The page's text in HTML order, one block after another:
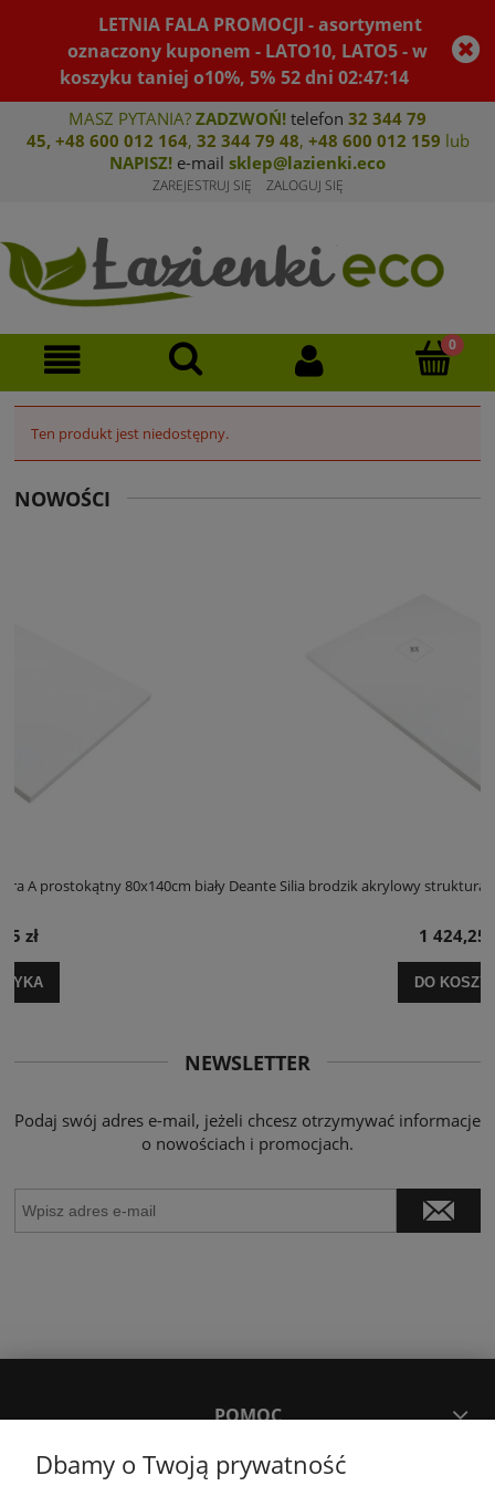
LETNIA FALA PROMOCJI - asortyment
oznaczony kuponem - LATO10, LATO5 - w
koszyku taniej o10%, 5% 52dni02:47:14
MASZ PYTANIA? ZADZWOŃ! telefon 32 344 79
45, +48 600 012 164, 32 344 79 48, +48 600 012 159 lub
NAPISZ! e-mail sklep@lazienki.eco
ZAREJESTRUJ SIĘ ZALOGUJ SIĘ
Ten produkt jest niedostępny.
NOWOŚCI
Deante Silia brodzik akrylowy struktura A prostokątny 100x120cm
NEWSLETTER
Podaj swój adres e-mail, jeżeli chcesz otrzymywać informacje
o nowościach i promocjach.
POMOC
Dbamy o Twoją prywatność